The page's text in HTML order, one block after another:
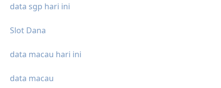
data sgp hari ini
Slot Dana
data macau hari ini
data macau